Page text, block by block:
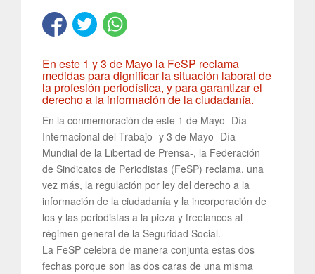
En este 1 y 3 de Mayo la FeSP reclama
medidas para dignificar la situación laboral de
la profesión periodística, y para garantizar el
derecho a la información de la ciudadanía.
En la conmemoración de este 1 de Mayo -Día
Internacional del Trabajo- y 3 de Mayo -Día
Mundial de la Libertad de Prensa-, la Federación
de Sindicatos de Periodistas (FeSP) reclama, una
vez más, la regulación por ley del derecho a la
información de la ciudadanía y la incorporación de
los y las periodistas a la pieza y freelances al
régimen general de la Seguridad Social.
La FeSP celebra de manera conjunta estas dos
fechas porque son las dos caras de una misma